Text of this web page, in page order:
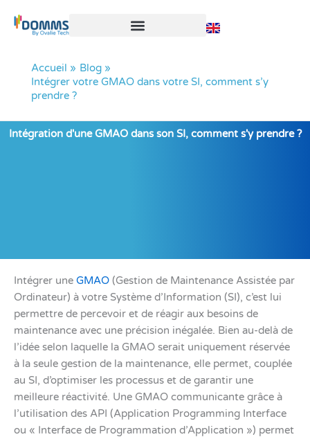
Accueil
Blog
Intégrer votre GMAO dans votre SI, comment s’y
prendre ?
Intégration d'une GMAO dans son SI, comment s'y prendre ?
Intégrer une GMAO (Gestion de Maintenance Assistée par
Ordinateur) à votre Système d’Information (SI), c’est lui
permettre de percevoir et de réagir aux besoins de
maintenance avec une précision inégalée. Bien au-delà de
l’idée selon laquelle la GMAO serait uniquement réservée
à la seule gestion de la maintenance, elle permet, couplée
au SI, d’optimiser les processus et de garantir une
meilleure réactivité. Une GMAO communicante grâce à
l’utilisation des API (Application Programming Interface
ou « Interface de Programmation d’Application ») permet